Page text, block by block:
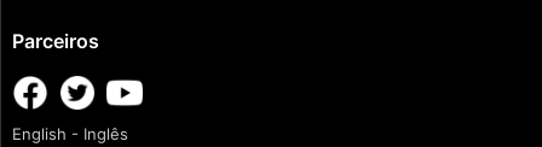
Parceiros
English - Inglês